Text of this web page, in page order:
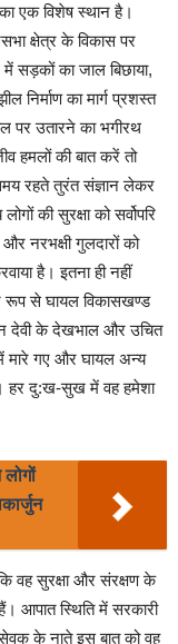
एक विशेष स्थान है।
क्षेत्र के विकास पर
सड़कों का जाल बिछाया,
निर्माण का मार्ग प्रशस्त
पर उतारने का भगीरथ
हमलों की बात करें तो
रहते तुरंत संज्ञान लेकर
की सुरक्षा को सर्वोपरि
नरभक्षी गुलदारों को
है। इतना ही नहीं
रूप से घायल विकासखण्ड
देवी के देखभाल और उचित
मारे गए और घायल अन्य
हर दु:ख-सुख में वह हमेशा
वह सुरक्षा और संरक्षण के
आपात स्थिति में सरकारी
के नाते इस बात को वह